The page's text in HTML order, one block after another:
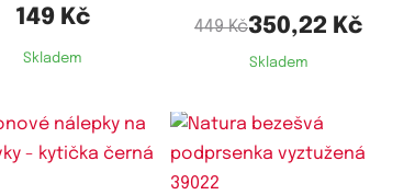
149 Kč
Skladem
449 Kč350,22 Kč
Skladem